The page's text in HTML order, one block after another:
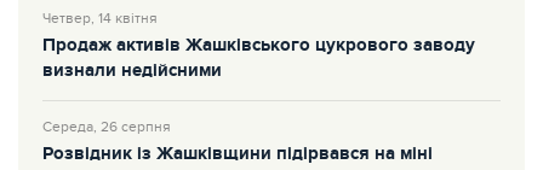
Четвер, 14 квітня
Продаж активів Жашківського цукрового заводу
визнали недійсними
Середа, 26 серпня
Розвідник із Жашківщини підірвався на міні